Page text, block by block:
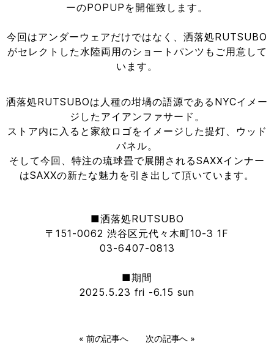
ーのPOPUPを開催致します。
今回はアンダーウェアだけではなく、洒落処RUTSUBO
がセレクトした水陸両用のショートパンツもご用意して
います。
洒落処RUTSUBOは人種の坩堝の語源であるNYCイメー
ジしたアイアンファサード。
ストア内に入ると家紋ロゴをイメージした提灯、ウッド
パネル。
そして今回、特注の琉球畳で展開されるSAXXインナー
はSAXXの新たな魅力を引き出して頂いています。
■洒落処RUTSUBO
〒151-0062 渋谷区元代々木町10-3 1F
03-6407-0813
■期間
2025.5.23 fri -6.15 sun
« 前の記事へ 次の記事へ »